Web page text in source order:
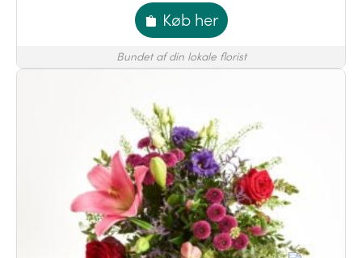
Køb her
Bundet af din lokale florist